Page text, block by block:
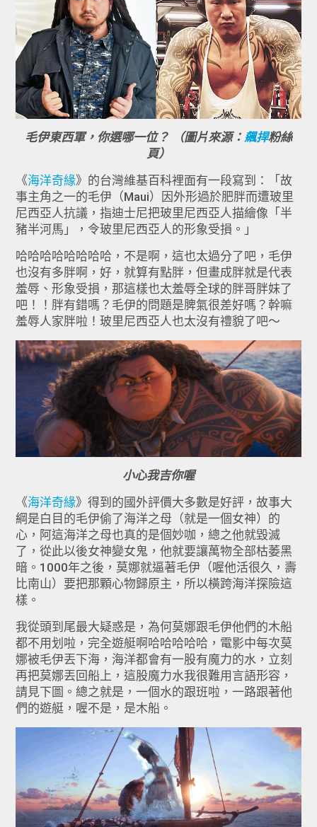
毛伊東西軍，你選哪一位？ （圖片來源： 飆捍粉絲
頁）
《海洋奇緣》的台灣維基百科裡面有一段寫到：「故
事主角之一的毛伊（Maui）因外形過於肥胖而遭玻里
尼西亞人抗議，指迪士尼把玻里尼西亞人描繪像「半
豬半河馬」，令玻里尼西亞人的形象受損。」
哈哈哈哈哈哈哈哈，不是啊，這也太過分了吧，毛伊
也沒有多胖啊，好，就算有點胖，但畫成胖就是代表
羞辱、形象受損，那這樣也太羞辱全球的胖哥胖妹了
吧！！胖有錯嗎？毛伊的問題是脾氣很差好嗎？幹嘛
羞辱人家胖啦！玻里尼西亞人也太沒有禮貌了吧～
小心我吉你喔
《海洋奇緣》得到的國外評價大多數是好評，故事大
綱是白目的毛伊偷了海洋之母（就是一個女神）的
心，阿這海洋之母也真的是個妙咖，總之他就毀滅
了，從此以後女神變女鬼，他就要讓萬物全部枯萎黑
暗。1000年之後，莫娜就逼著毛伊（喔他活很久，壽
比南山）要把那顆心物歸原主，所以橫跨海洋探險這
樣。
我從頭到尾最大疑惑是，為何莫娜跟毛伊他們的木船
都不用划啦，完全遊艇啊哈哈哈哈哈，電影中每次莫
娜被毛伊丟下海，海洋都會有一股有魔力的水，立刻
再把莫娜丟回船上，這股魔力水我很難用言語形容，
請見下圖。總之就是，一個水的跟班啦，一路跟著他
們的遊艇，喔不是，是木船。